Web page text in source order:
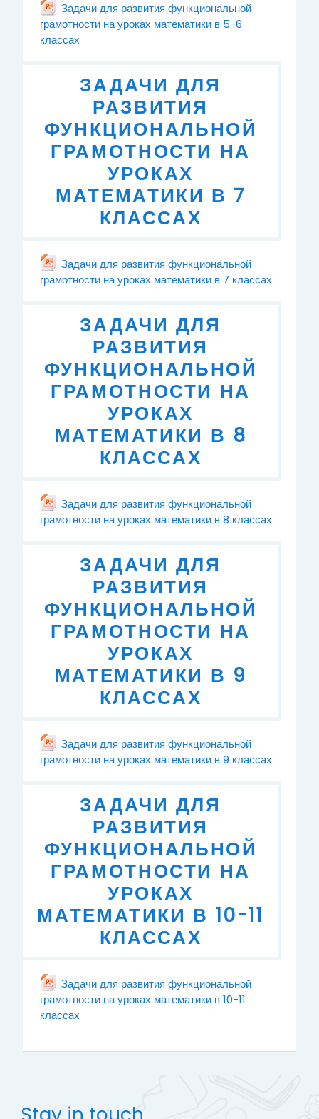
Задачи для развития функциональной
грамотности на уроках математики в 5-6
классах
ЗАДАЧИ ДЛЯ
РАЗВИТИЯ
ФУНКЦИОНАЛЬНОЙ
ГРАМОТНОСТИ НА
УРОКАХ
МАТЕМАТИКИ В 7
КЛАССАХ
Задачи для развития функциональной
грамотности на уроках математики в 7 классах
ЗАДАЧИ ДЛЯ
РАЗВИТИЯ
ФУНКЦИОНАЛЬНОЙ
ГРАМОТНОСТИ НА
УРОКАХ
МАТЕМАТИКИ В 8
КЛАССАХ
Задачи для развития функциональной
грамотности на уроках математики в 8 классах
ЗАДАЧИ ДЛЯ
РАЗВИТИЯ
ФУНКЦИОНАЛЬНОЙ
ГРАМОТНОСТИ НА
УРОКАХ
МАТЕМАТИКИ В 9
КЛАССАХ
Задачи для развития функциональной
грамотности на уроках математики в 9 классах
ЗАДАЧИ ДЛЯ
РАЗВИТИЯ
ФУНКЦИОНАЛЬНОЙ
ГРАМОТНОСТИ НА
УРОКАХ
МАТЕМАТИКИ В 10-11
КЛАССАХ
Задачи для развития функциональной
грамотности на уроках математики в 10-11
классах